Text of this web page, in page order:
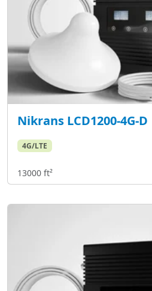
Nikrans LCD1200-4G-D
4G/LTE
13000 ft²